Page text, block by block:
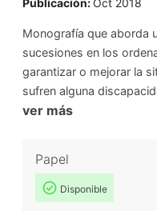
Publicación:Oct 2018
Monografía que aborda
sucesiones en los
garantizar o mejorar la
sufren alguna
ver más
Papel
Disponible